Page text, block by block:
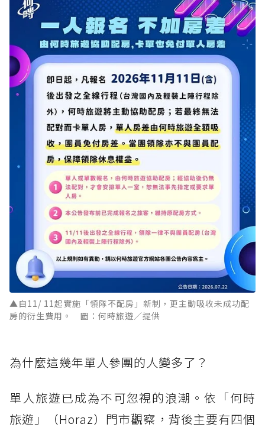
▲自11/ 11起實施「領隊不配房」新制，更主動吸收未成功配
房的衍生費用。 圖：何時旅遊／提供
為什麼這幾年單人參團的人變多了？
單人旅遊已成為不可忽視的浪潮。依「何時
旅遊」（Horaz）門市觀察，背後主要有四個